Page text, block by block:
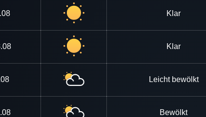
Klar
Klar
Leicht bewölkt
Bewölkt